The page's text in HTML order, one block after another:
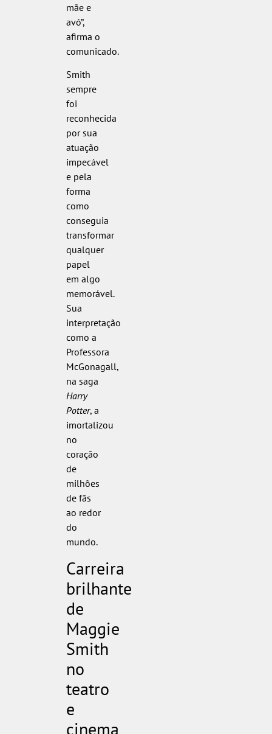
mãe e
avó”,
afirma o
comunicado.
Smith
sempre
foi
reconhecida
por sua
atuação
impecável
e pela
forma
como
conseguia
transformar
qualquer
papel
em algo
memorável.
Sua
interpretação
como a
Professora
McGonagall,
na saga
Harry
Potter, a
imortalizou
no
coração
de
milhões
de fãs
ao redor
do
mundo.
Carreira
brilhante
de
Maggie
Smith
no
teatro
e
cinema